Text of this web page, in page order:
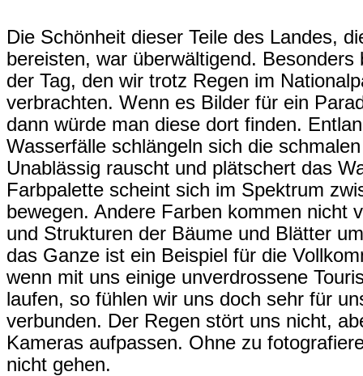
Die Schönheit dieser Teile des Landes,
bereisten, war überwältigend.
der Tag, den wir trotz Regen im
verbrachten. Wenn es Bilder für ein
dann würde man diese dort finden.
Wasserfälle schlängeln sich die
Unablässig rauscht und plätschert das
Farbpalette scheint sich im Spektrum
bewegen. Andere Farben kommen nicht
und Strukturen der Bäume und Blätter
das Ganze ist ein Beispiel für die
wenn mit uns einige unverdrossene
laufen, so fühlen wir uns doch sehr für
verbunden. Der Regen stört uns nicht,
Kameras aufpassen. Ohne zu
nicht gehen.